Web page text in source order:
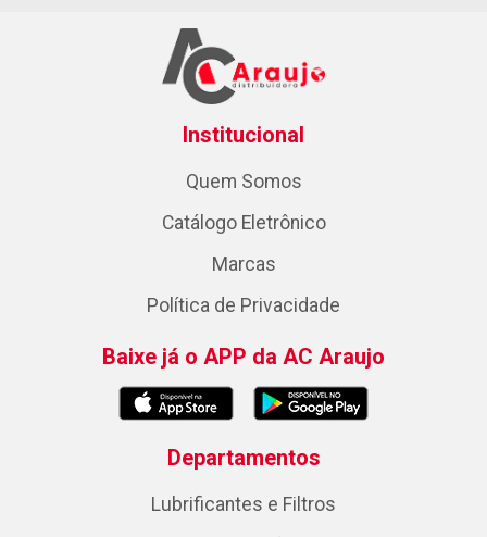
Institucional
Quem Somos
Catálogo Eletrônico
Marcas
Política de Privacidade
Baixe já o APP da AC Araujo
Departamentos
Lubrificantes e Filtros